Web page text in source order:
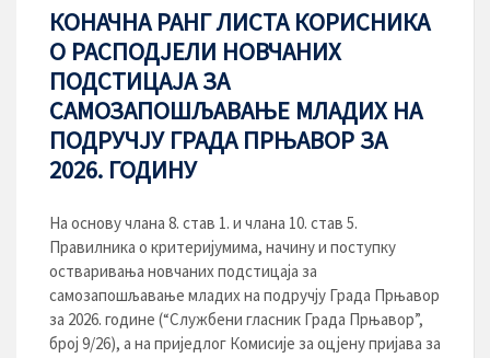
КОНАЧНА РАНГ ЛИСТА КОРИСНИКА
О РАСПОДЈЕЛИ НОВЧАНИХ
ПОДСТИЦАЈА ЗА
САМОЗАПОШЉАВАЊЕ МЛАДИХ НА
ПОДРУЧЈУ ГРАДА ПРЊАВОР ЗА
2026. ГОДИНУ
На основу члана 8. став 1. и члана 10. став 5.
Правилника о критеријумима, начину и поступку
остваривања новчаних подстицаја за
самозапошљавање младих на подручју Града Прњавор
за 2026. године (“Службени гласник Града Прњавор”,
број 9/26), а на приједлог Комисије за оцјену пријава за